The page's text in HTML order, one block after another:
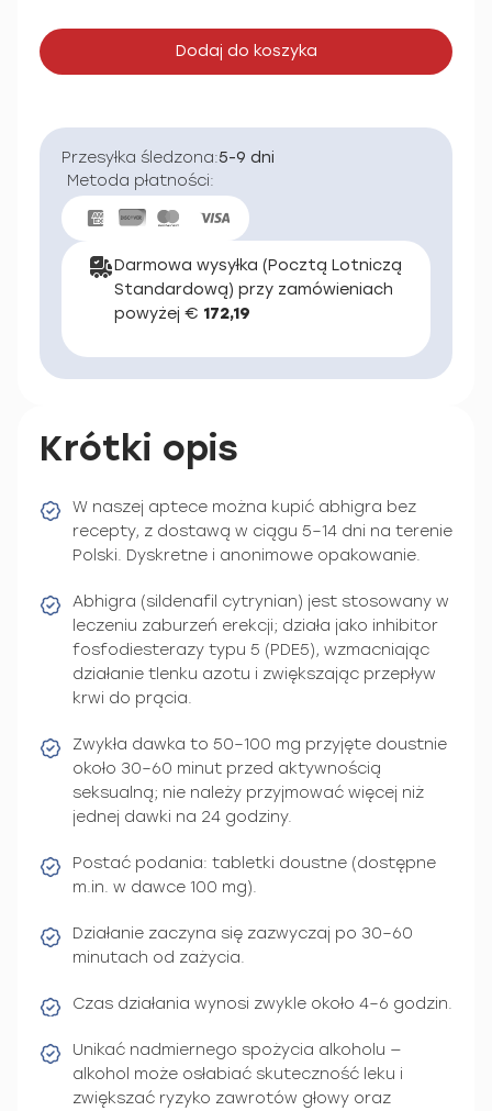
Dodaj do koszyka
Przesyłka śledzona:5-9 dni
Metoda płatności:
Darmowa wysyłka (Pocztą Lotniczą
Standardową) przy zamówieniach
powyżej € 172,19
Krótki opis
W naszej aptece można kupić abhigra bez
recepty, z dostawą w ciągu 5–14 dni na terenie
Polski. Dyskretne i anonimowe opakowanie.
Abhigra (sildenafil cytrynian) jest stosowany w
leczeniu zaburzeń erekcji; działa jako inhibitor
fosfodiesterazy typu 5 (PDE5), wzmacniając
działanie tlenku azotu i zwiększając przepływ
krwi do prącia.
Zwykła dawka to 50–100 mg przyjęte doustnie
około 30–60 minut przed aktywnością
seksualną; nie należy przyjmować więcej niż
jednej dawki na 24 godziny.
Postać podania: tabletki doustne (dostępne
m.in. w dawce 100 mg).
Działanie zaczyna się zazwyczaj po 30–60
minutach od zażycia.
Czas działania wynosi zwykle około 4–6 godzin.
Unikać nadmiernego spożycia alkoholu —
alkohol może osłabiać skuteczność leku i
zwiększać ryzyko zawrotów głowy oraz